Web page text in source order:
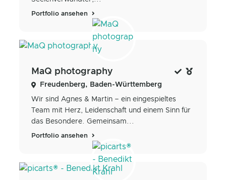
Portfolio ansehen
MaQ photography
Freudenberg, Baden-Württemberg
Wir sind Agnes & Martin – ein eingespieltes
Team mit Herz, Leidenschaft und einem Sinn für
das Besondere. Gemeinsam...
Portfolio ansehen